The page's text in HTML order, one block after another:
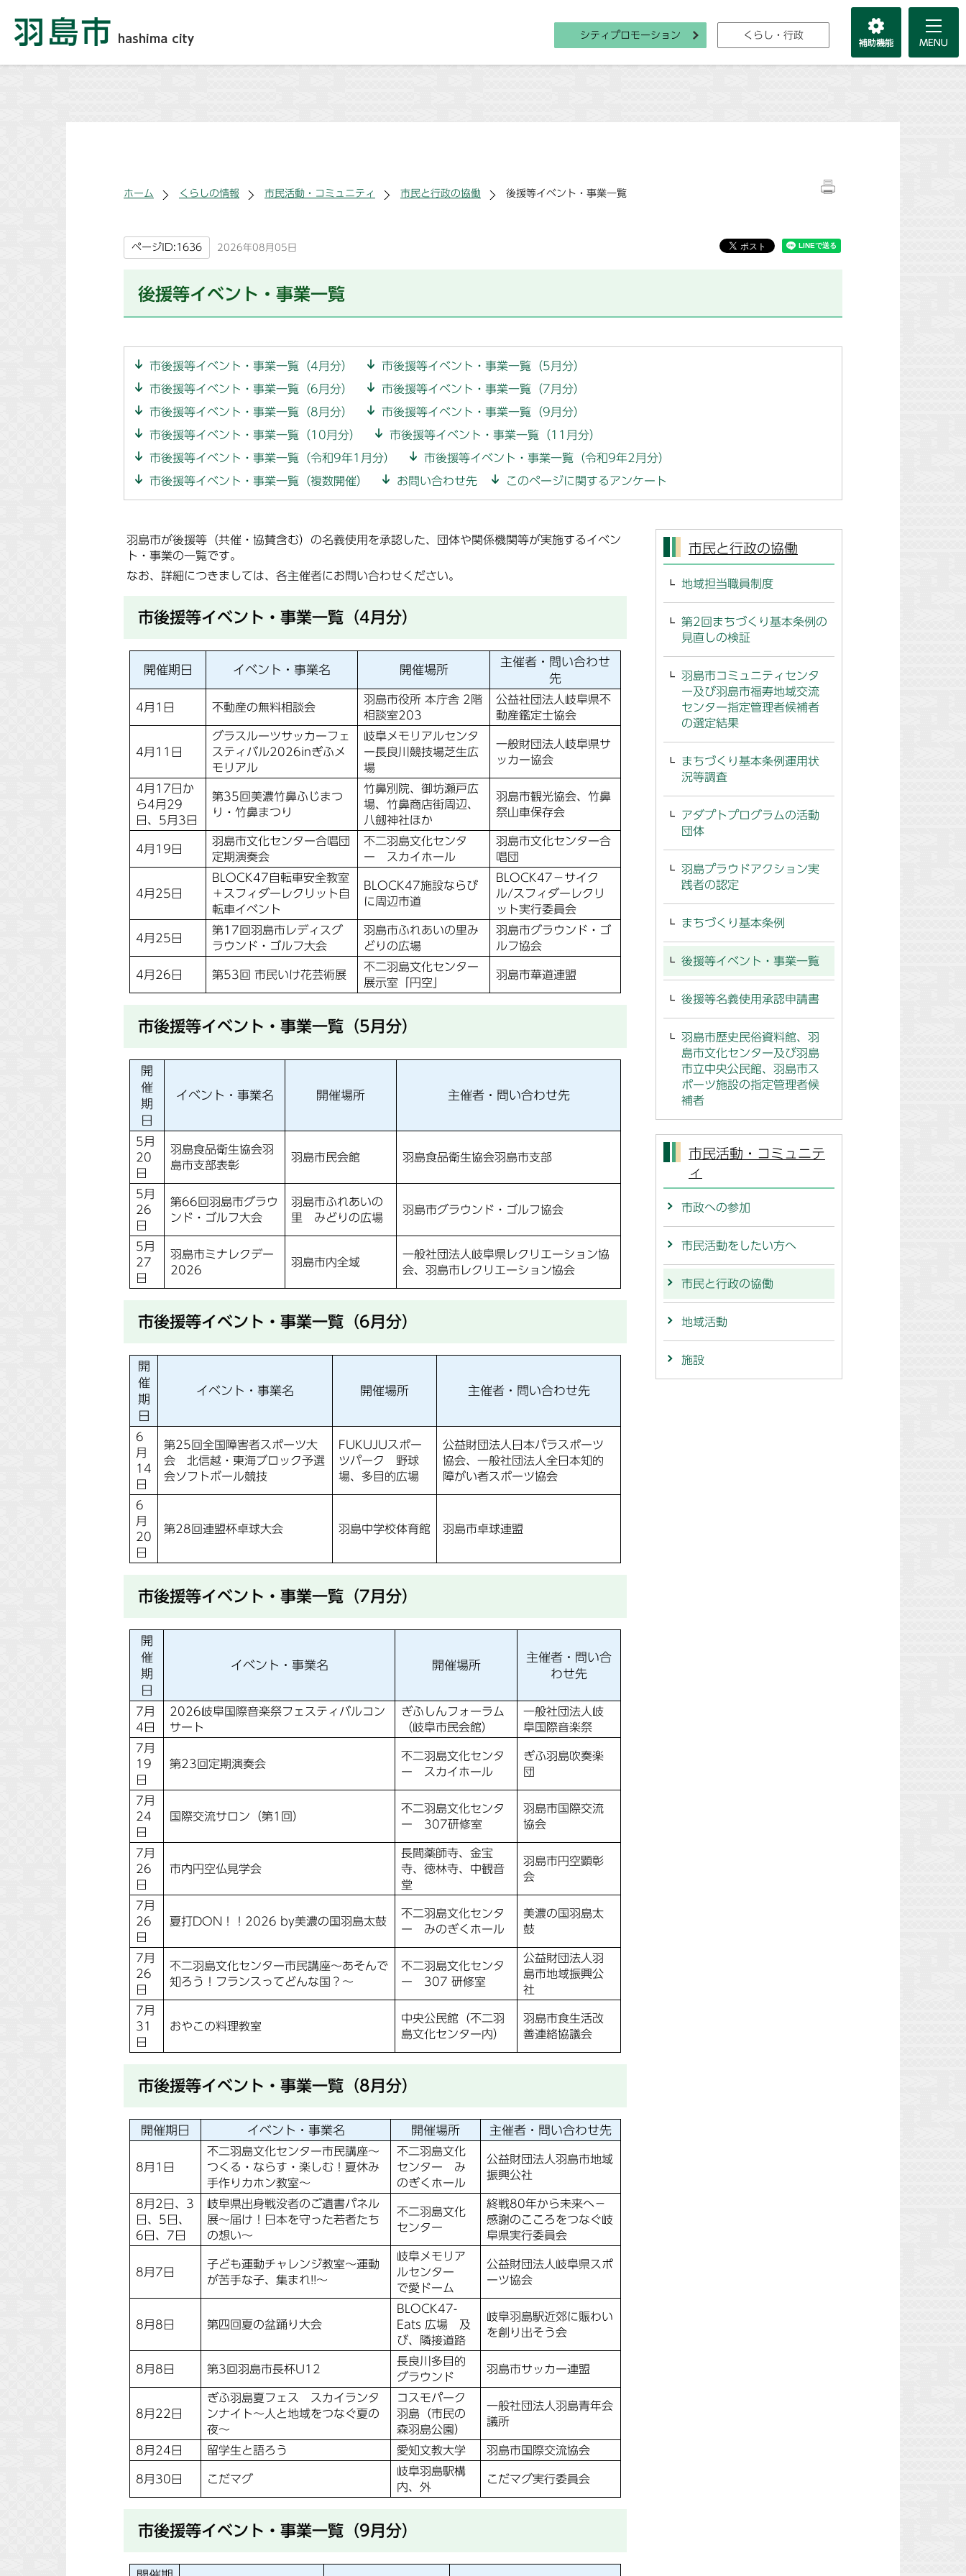
シティプロモーション くらし・行政
ホーム くらしの情報 市民活動・コミュニティ 市民と行政の協働 後援等イベント・事業一覧
ページID:1636 2026年08月05日
後援等イベント・事業一覧
市後援等イベント・事業一覧（4月分）
市後援等イベント・事業一覧（5月分）
市後援等イベント・事業一覧（6月分）
市後援等イベント・事業一覧（7月分）
市後援等イベント・事業一覧（8月分）
市後援等イベント・事業一覧（9月分）
市後援等イベント・事業一覧（10月分）
市後援等イベント・事業一覧（11月分）
市後援等イベント・事業一覧（令和9年1月分）
市後援等イベント・事業一覧（令和9年2月分）
市後援等イベント・事業一覧（複数開催）
お問い合わせ先 このページに関するアンケート
羽島市が後援等（共催・協賛含む）の名義使用を承認した、団体や関係機関等が実施するイベン
ト・事業の一覧です。
なお、詳細につきましては、各主催者にお問い合わせください。
市後援等イベント・事業一覧（4月分）
開催期日 イベント・事業名 開催場所
主催者・問い合わせ
先
4月1日 不動産の無料相談会
羽島市役所 本庁舎 2階
相談室203
公益社団法人岐阜県不
動産鑑定士協会
4月11日
グラスルーツサッカーフェ
スティバル2026inぎふメ
モリアル
岐阜メモリアルセンタ
ー長良川競技場芝生広
場
一般財団法人岐阜県サ
ッカー協会
4月17日か
ら4月29
日、5月3日
第35回美濃竹鼻ふじまつ
り・竹鼻まつり
竹鼻別院、御坊瀬戸広
場、竹鼻商店街周辺、
八劔神社ほか
羽島市観光協会、竹鼻
祭山車保存会
4月19日
羽島市文化センター合唱団
定期演奏会
不二羽島文化センタ
ー スカイホール
羽島市文化センター合
唱団
4月25日
BLOCK47自転車安全教室
＋スフィダーレクリット自
転車イベント
BLOCK47施設ならび
に周辺市道
BLOCK47－サイク
ル/スフィダーレクリ
ット実行委員会
4月25日
第17回羽島市レディスグ
ラウンド・ゴルフ大会
羽島市ふれあいの里み
どりの広場
羽島市グラウンド・ゴ
ルフ協会
4月26日 第53回 市民いけ花芸術展
不二羽島文化センター
展示室「円空」
羽島市華道連盟
市後援等イベント・事業一覧（5月分）
開
催
期
日
イベント・事業名 開催場所 主催者・問い合わせ先
5月
20
日
羽島食品衛生協会羽
島市支部表彰
羽島市民会館 羽島食品衛生協会羽島市支部
5月
26
日
第66回羽島市グラウ
ンド・ゴルフ大会
羽島市ふれあいの
里 みどりの広場
羽島市グラウンド・ゴルフ協会
5月
27
日
羽島市ミナレクデー
2026
羽島市内全域
一般社団法人岐阜県レクリエーション協
会、羽島市レクリエーション協会
市後援等イベント・事業一覧（6月分）
開
催
期
日
イベント・事業名 開催場所 主催者・問い合わせ先
6
月
14
日
第25回全国障害者スポーツ大
会 北信越・東海ブロック予選
会ソフトボール競技
FUKUJUスポー
ツパーク 野球
場、多目的広場
公益財団法人日本パラスポーツ
協会、一般社団法人全日本知的
障がい者スポーツ協会
6
月
20
日
第28回連盟杯卓球大会 羽島中学校体育館 羽島市卓球連盟
市後援等イベント・事業一覧（7月分）
開
催
期
日
イベント・事業名 開催場所
主催者・問い合
わせ先
7月
4日
2026岐阜国際音楽祭フェスティバルコン
サート
ぎふしんフォーラム
（岐阜市民会館）
一般社団法人岐
阜国際音楽祭
7月
19
日
第23回定期演奏会
不二羽島文化センタ
ー スカイホール
ぎふ羽島吹奏楽
団
7月
24
日
国際交流サロン（第1回）
不二羽島文化センタ
ー 307研修室
羽島市国際交流
協会
7月
26
日
市内円空仏見学会
長間薬師寺、金宝
寺、徳林寺、中観音
堂
羽島市円空顕彰
会
7月
26
日
夏打DON！！2026 by美濃の国羽島太鼓
不二羽島文化センタ
ー みのぎくホール
美濃の国羽島太
鼓
7月
26
日
不二羽島文化センター市民講座～あそんで
知ろう！フランスってどんな国？～
不二羽島文化センタ
ー 307 研修室
公益財団法人羽
島市地域振興公
社
7月
31
日
おやこの料理教室
中央公民館（不二羽
島文化センター内）
羽島市食生活改
善連絡協議会
市後援等イベント・事業一覧（8月分）
開催期日 イベント・事業名 開催場所 主催者・問い合わせ先
8月1日
不二羽島文化センター市民講座～
つくる・ならす・楽しむ！夏休み
手作りカホン教室～
不二羽島文化
センター み
のぎくホール
公益財団法人羽島市地域
振興公社
8月2日、3
日、5日、
6日、7日
岐阜県出身戦没者のご遺書パネル
展～届け！日本を守った若者たち
の想い～
不二羽島文化
センター
終戦80年から未来へ－
感謝のこころをつなぐ岐
阜県実行委員会
8月7日
子ども運動チャレンジ教室～運動
が苦手な子、集まれ!!～
岐阜メモリア
ルセンター
で愛ドーム
公益財団法人岐阜県スポ
ーツ協会
8月8日 第四回夏の盆踊り大会
BLOCK47-
Eats 広場 及
び、隣接道路
岐阜羽島駅近郊に賑わい
を創り出そう会
8月8日 第3回羽島市長杯U12
長良川多目的
グラウンド
羽島市サッカー連盟
8月22日
ぎふ羽島夏フェス スカイランタ
ンナイト～人と地域をつなぐ夏の
夜～
コスモパーク
羽島（市民の
森羽島公園）
一般社団法人羽島青年会
議所
8月24日 留学生と語ろう 愛知文教大学 羽島市国際交流協会
8月30日 こだマグ
岐阜羽島駅構
内、外
こだマグ実行委員会
市後援等イベント・事業一覧（9月分）
市民と行政の協働
地域担当職員制度
第2回まちづくり基本条例の
見直しの検証
羽島市コミュニティセンタ
ー及び羽島市福寿地域交流
センター指定管理者候補者
の選定結果
まちづくり基本条例運用状
況等調査
アダプトプログラムの活動
団体
羽島プラウドアクション実
践者の認定
まちづくり基本条例
後援等イベント・事業一覧
後援等名義使用承認申請書
羽島市歴史民俗資料館、羽
島市文化センター及び羽島
市立中央公民館、羽島市ス
ポーツ施設の指定管理者候
補者
市民活動・コミュニテ
ィ
市政への参加
市民活動をしたい方へ
市民と行政の協働
地域活動
施設